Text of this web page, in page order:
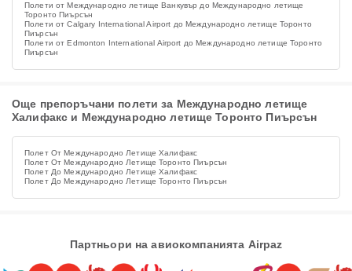
Полети от Международно летище Ванкувър до Международно летище
Торонто Пиърсън
Полети от Calgary International Airport до Международно летище Торонто
Пиърсън
Полети от Edmonton International Airport до Международно летище Торонто
Пиърсън
Още препоръчани полети за Международно летище
Халифакс и Международно летище Торонто Пиърсън
Полет От Международно Летище Халифакс
Полет От Международно Летище Торонто Пиърсън
Полет До Международно Летище Халифакс
Полет До Международно Летище Торонто Пиърсън
Партньори на авиокомпанията Airpaz